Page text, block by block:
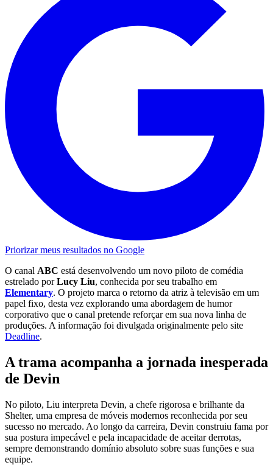
Priorizar meus resultados no Google
O canal ABC está desenvolvendo um novo piloto de comédia
estrelado porLucy Liu, conhecida por seu trabalho em
Elementary. O projeto marca o retorno da atriz à televisão em um
papel fixo, desta vez explorando uma abordagem de humor
corporativo que o canal pretende reforçar em sua nova linha de
produções. A informação foi divulgada originalmente pelo site
Deadline.
A trama acompanha a jornada inesperada
de Devin
No piloto, Liu interpreta Devin, a chefe rigorosa e brilhante da
Shelter, uma empresa de móveis modernos reconhecida por seu
sucesso no mercado. Ao longo da carreira, Devin construiu fama por
sua postura impecável e pela incapacidade de aceitar derrotas,
sempre demonstrando domínio absoluto sobre suas funções e sua
equipe.